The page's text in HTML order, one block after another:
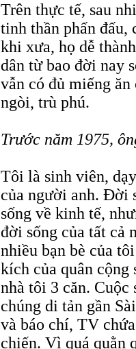
Trên thực tế, sau
tinh thần phấn
khi xưa, họ dễ
dân từ bao đời nay
vẫn có đủ miếng
ngòi, trù phú.
Trước năm 1975,
Tôi là sinh viên,
của người anh. Ðời
sống về kinh tế,
đời sống của tất cả
nhiều bạn bè của
kích của quân cộng
nhà tôi 3 căn. Cuộc
chúng di tản gần
và báo chí, TV
chiến. Vì quá quằn